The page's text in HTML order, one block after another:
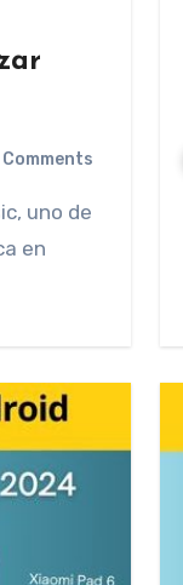
Comments
en